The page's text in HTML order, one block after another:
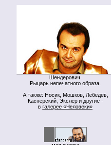
Шендерович.
Рыцарь непечатного образа.
А также: Носик, Мошков, Лебедев,
Касперский, Экслер и другие -
в галерее «Человеки»